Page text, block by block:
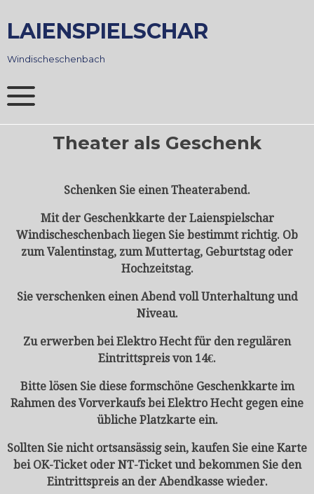
to
content
LAIENSPIELSCHAR
Windischeschenbach
Theater als Geschenk
Schenken Sie einen Theaterabend.
Mit der Geschenkkarte der Laienspielschar
Windischeschenbach liegen Sie bestimmt richtig. Ob
zum Valentinstag, zum Muttertag, Geburtstag oder
Hochzeitstag.
Sie verschenken einen Abend voll Unterhaltung und
Niveau.
Zu erwerben bei Elektro Hecht für den regulären
Eintrittspreis von 14€.
Bitte lösen Sie diese formschöne Geschenkkarte im
Rahmen des Vorverkaufs bei Elektro Hecht gegen eine
übliche Platzkarte ein.
Sollten Sie nicht ortsansässig sein, kaufen Sie eine Karte
bei OK-Ticket oder NT-Ticket und bekommen Sie den
Eintrittspreis an der Abendkasse wieder.